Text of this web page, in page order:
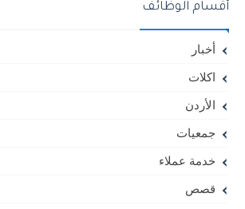
أقسام الوظائف
أخبار
اكلات
الأردن
جمعيات
خدمة عملاء
قصص